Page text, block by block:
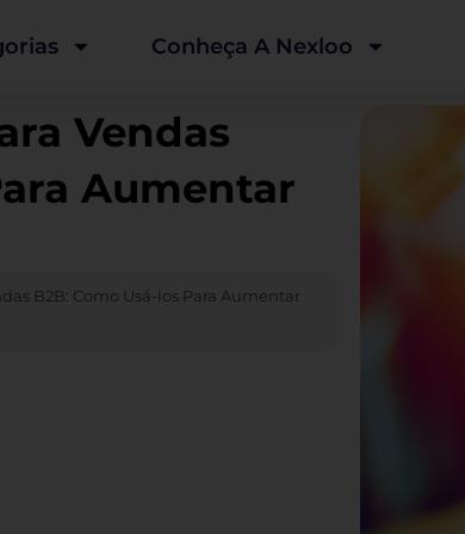
Conheça A Nexloo
Vendas
Aumentar
B2B: Como Usá-los Para Aumentar